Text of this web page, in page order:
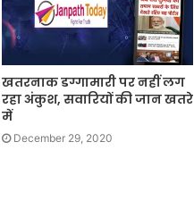
खतरनाक डग्गामारी पर नहीं लग
रहा अंकुश, सवारियों की जान खतरे
में
December 29, 2020